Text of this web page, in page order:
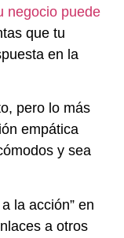
negocio puede
que tu
en la
pero lo más
empática
y sea
la acción” en
a otros